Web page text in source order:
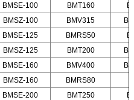
BMSE-100 BMT160
BMSZ-100 BMV315
BMSE-125 BMRS50
BMSZ-125 BMT200
BMSE-160 BMV400
BMSZ-160 BMRS80
BMSE-200 BMT250